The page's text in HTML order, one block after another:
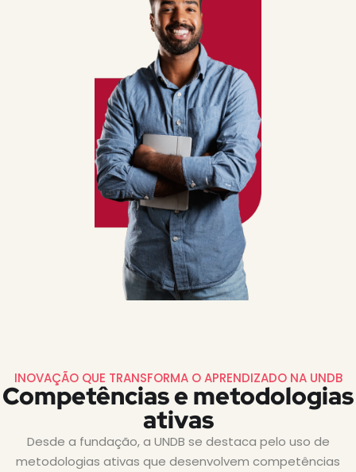
INOVAÇÃO QUE TRANSFORMA O APRENDIZADO NA UNDB
Competências e metodologias
ativas
Desde a fundação, a UNDB se destaca pelo uso de
metodologias ativas que desenvolvem competências